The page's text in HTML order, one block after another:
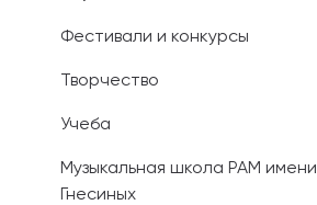
Фестивали и конкурсы
Творчество
Учеба
Музыкальная школа РАМ имени
Гнесиных